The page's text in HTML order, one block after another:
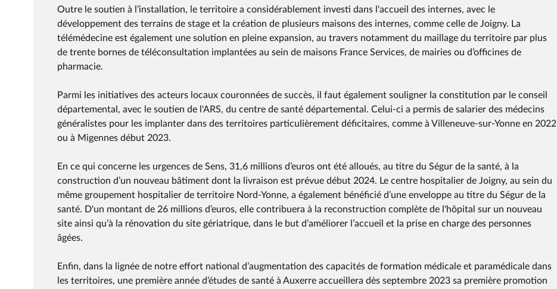
Outre le soutien à l’installation, le territoire a considérablement investi dans l'accueil des internes, avec le
développement des terrains de stage et la création de plusieurs maisons des internes, comme celle de Joigny. La
télémédecine est également une solution en pleine expansion, au travers notamment du maillage du territoire par plus
de trente bornes de téléconsultation implantées au sein de maisons France Services, de mairies ou d’officines de
pharmacie.
Parmi les initiatives des acteurs locaux couronnées de succès, il faut également souligner la constitution par le conseil
départemental, avec le soutien de l'ARS, du centre de santé départemental. Celui-ci a permis de salarier des médecins
généralistes pour les implanter dans des territoires particulièrement déficitaires, comme à Villeneuve-sur-Yonne en 2022
ou à Migennes début 2023.
En ce qui concerne les urgences de Sens, 31,6 millions d’euros ont été alloués, au titre du Ségur de la santé, à la
construction d’un nouveau bâtiment dont la livraison est prévue début 2024. Le centre hospitalier de Joigny, au sein du
même groupement hospitalier de territoire Nord-Yonne, a également bénéficié d’une enveloppe au titre du Ségur de la
santé. D'un montant de 26 millions d’euros, elle contribuera à la reconstruction complète de l'hôpital sur un nouveau
site ainsi qu’à la rénovation du site gériatrique, dans le but d’améliorer l’accueil et la prise en charge des personnes
âgées.
Enfin, dans la lignée de notre effort national d’augmentation des capacités de formation médicale et paramédicale dans
les territoires, une première année d’études de santé à Auxerre accueillera dès septembre 2023 sa première promotion